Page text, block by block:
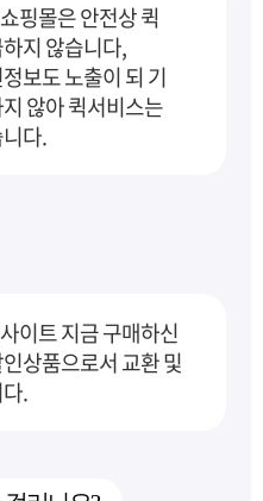
핑몰은 안전상 퀵
지 않습니다,
보도 노출이 되 기
않아 퀵서비스는
다.
이트 지금 구매하신
상품으로서 교환 및
.